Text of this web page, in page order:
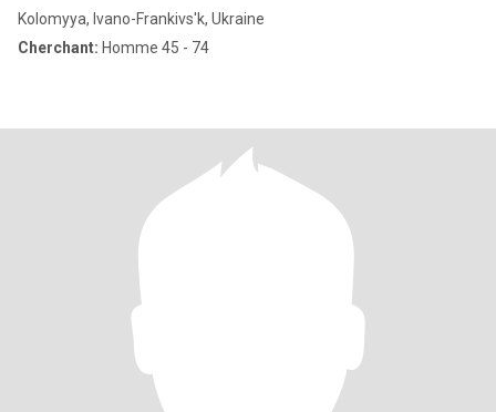
Kolomyya, Ivano-Frankivs'k, Ukraine
Cherchant: Homme 45 - 74